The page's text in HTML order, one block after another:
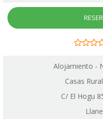
Alojamiento -
Casas
C/ El Hogu